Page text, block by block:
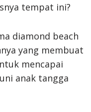
tempat ini?
diamond beach
yang membuat
mencapai
anak tangga